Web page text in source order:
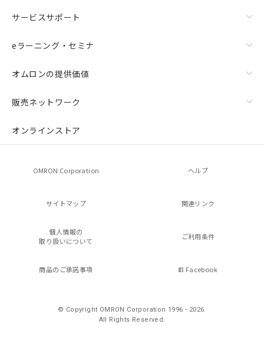
サービスサポート
eラーニング・セミナ
オムロンの提供価値
販売ネットワーク
オンラインストア
OMRON Corporation ヘルプ
サイトマップ 関連リンク
個人情報の
取り扱いについて
ご利用条件
商品のご承諾事項 Facebook
© Copyright OMRON Corporation 1996 - 2026.
All Rights Reserved.